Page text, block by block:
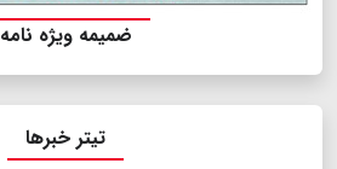
ضمیمه ویژه نامه
تیتر خبرها